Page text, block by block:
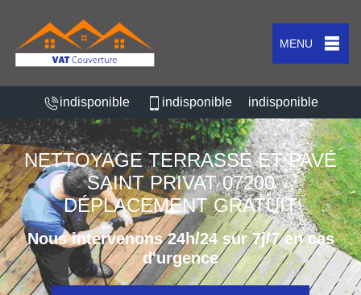
MENU
indisponible indisponible indisponible
NETTOYAGE TERRASSE ET PAVÉ
SAINT PRIVAT 07200
DÉPLACEMENT GRATUIT
Nous intervenons 24h/24 sur 7j/7 en cas
d'urgence